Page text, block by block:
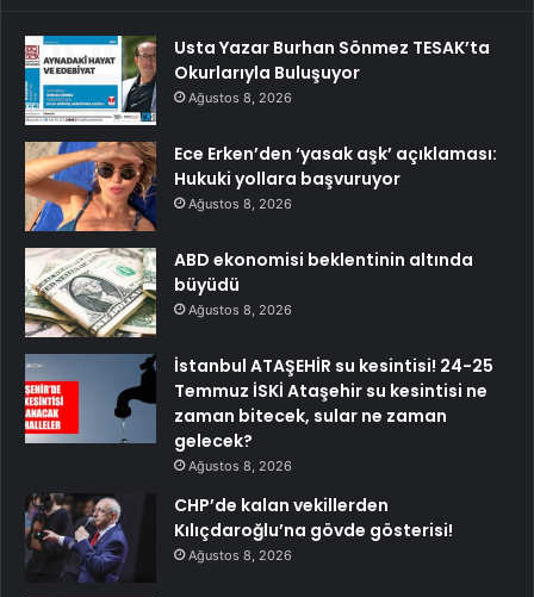
Usta Yazar Burhan Sönmez TESAK’ta
Okurlarıyla Buluşuyor
Ağustos 8, 2026
Ece Erken’den ‘yasak aşk’ açıklaması:
Hukuki yollara başvuruyor
Ağustos 8, 2026
ABD ekonomisi beklentinin altında
büyüdü
Ağustos 8, 2026
İstanbul ATAŞEHİR su kesintisi! 24-25
Temmuz İSKİ Ataşehir su kesintisi ne
zaman bitecek, sular ne zaman
gelecek?
Ağustos 8, 2026
CHP’de kalan vekillerden
Kılıçdaroğlu’na gövde gösterisi!
Ağustos 8, 2026